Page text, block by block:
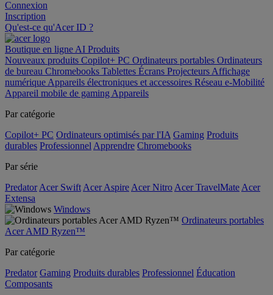
Connexion
Inscription
Qu'est-ce qu'Acer ID ?
Boutique en ligne AI Produits
Nouveaux produits Copilot+ PC Ordinateurs portables Ordinateurs
de bureau Chromebooks Tablettes Écrans Projecteurs Affichage
numérique Appareils électroniques et accessoires Réseau e-Mobilité
Appareil mobile de gaming Appareils
Par catégorie
Copilot+ PC Ordinateurs optimisés par l'IA Gaming Produits
durables Professionnel Apprendre Chromebooks
Par série
Predator Acer Swift Acer Aspire Acer Nitro Acer TravelMate Acer
Extensa
Windows
Ordinateurs portables
Acer AMD Ryzen™
Par catégorie
Predator Gaming Produits durables Professionnel Éducation
Composants